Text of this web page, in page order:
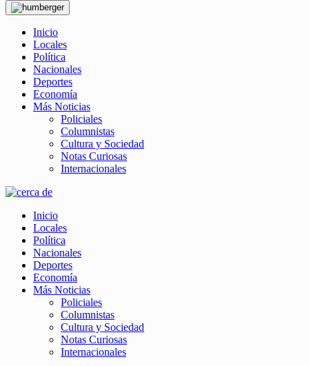
Inicio
Locales
Política
Nacionales
Deportes
Economía
Más Noticias
Policiales
Columnistas
Cultura y Sociedad
Notas Curiosas
Internacionales
Inicio
Locales
Política
Nacionales
Deportes
Economía
Más Noticias
Policiales
Columnistas
Cultura y Sociedad
Notas Curiosas
Internacionales